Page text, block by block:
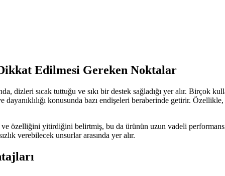
Edilmesi Gereken Noktalar
dizleri sıcak tuttuğu ve sıkı bir destek sağladığı yer alır. Birçok
konusunda bazı endişeleri beraberinde getirir.
ve özelliğini yitirdiğini belirtmiş, bu da ürünün uzun vadeli
verebilecek unsurlar arasında yer alır.